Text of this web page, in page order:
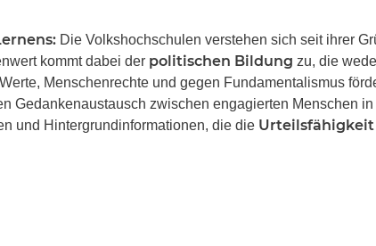
Die Volkshochschulen verstehen sich seit ihrer
kommt dabei der politischen Bildung zu, die
Menschenrechte und gegen Fundamentalismus
Gedankenaustausch zwischen engagierten Menschen
und Hintergrundinformationen, die die Urteilsfähigkeit